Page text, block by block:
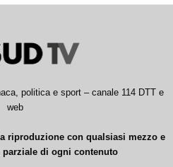
politica e sport – canale 114 DTT e
web
riproduzione con qualsiasi mezzo e
parziale di ogni contenuto